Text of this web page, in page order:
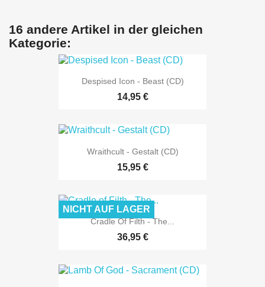
16 andere Artikel in der gleichen
Kategorie:
Despised Icon - Beast (CD)
14,95 €
Wraithcult - Gestalt (CD)
15,95 €
Cradle Of Filth - The...
36,95 €
NICHT AUF LAGER